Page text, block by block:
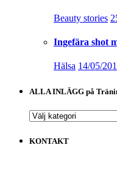
Beauty stories
Ingefära shot
Hälsa 14/05/
ALLA INLÄGG på
ALLA
på
KONTAKT